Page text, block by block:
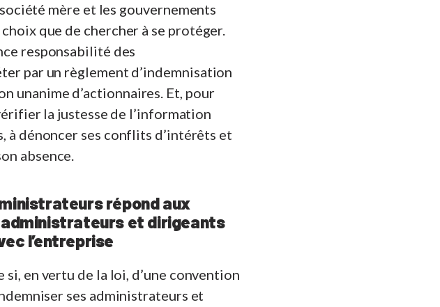
mère et les gouvernements
que de chercher à se protéger.
responsabilité des
par un règlement d’indemnisation
unanime d’actionnaires. Et, pour
la justesse de l’information
dénoncer ses conflits d’intérêts et
absence.
répond aux
et dirigeants
l’entreprise
en vertu de la loi, d’une convention
ses administrateurs et